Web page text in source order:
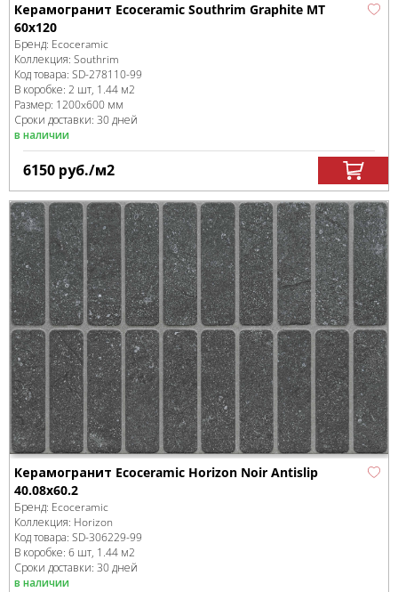
Керамогранит Ecoceramic Southrim Graphite MT
60x120
Бренд: Ecoceramic
Коллекция: Southrim
Код товара: SD-278110-99
В коробке: 2 шт, 1.44 м2
Размер: 1200x600 мм
Сроки доставки: 30 дней
в наличии
6150 руб./м2
Керамогранит Ecoceramic Horizon Noir Antislip
40.08x60.2
Бренд: Ecoceramic
Коллекция: Horizon
Код товара: SD-306229-99
В коробке: 6 шт, 1.44 м2
Сроки доставки: 30 дней
в наличии